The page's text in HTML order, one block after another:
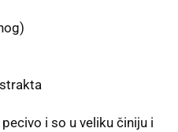
i so u veliku činiju i